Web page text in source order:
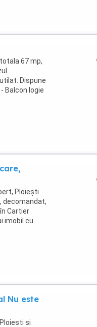
67 mp,
Dispune
Balcon logie
Ploiești
decomandat,
Cartier
imobil cu
Nu este
si